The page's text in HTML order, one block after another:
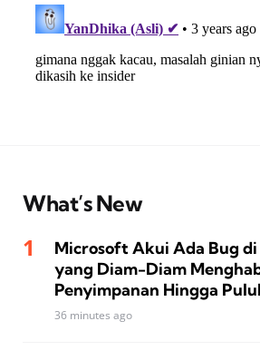
What’s New
Microsoft Akui Ada Bug di
yang Diam-Diam
Penyimpanan Hingga
36 minutes ago